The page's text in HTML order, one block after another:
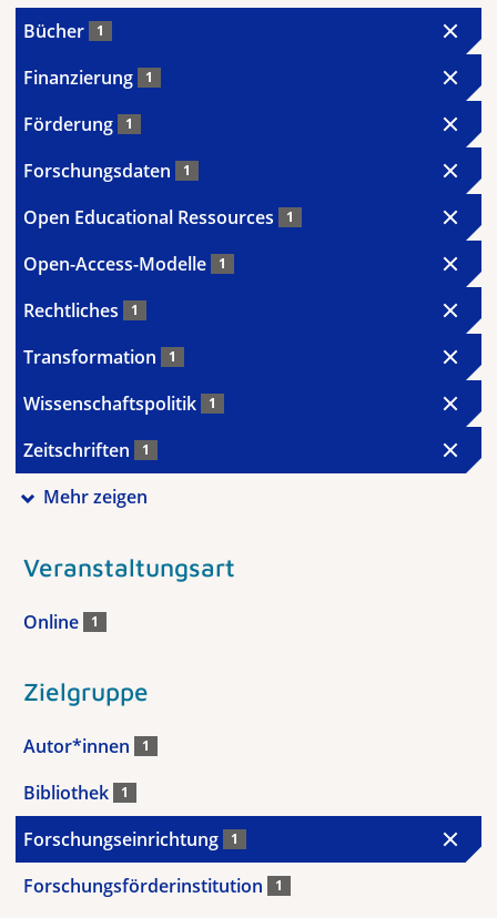
Bücher 1
Finanzierung 1
Förderung 1
Forschungsdaten 1
Open Educational Ressources 1
Open-Access-Modelle 1
Rechtliches 1
Transformation 1
Wissenschaftspolitik 1
Zeitschriften 1
Mehr zeigen
Veranstaltungsart
Online 1
Zielgruppe
Autor*innen 1
Bibliothek 1
Forschungseinrichtung 1
Forschungsförderinstitution 1